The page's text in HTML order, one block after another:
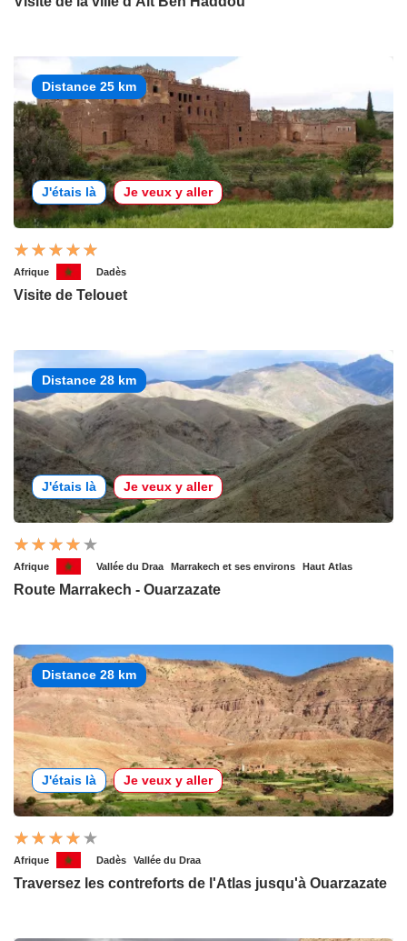
Distance 25 km
J'étais là Je veux y aller
Afrique Dadès
Visite de Telouet
Distance 28 km
J'étais là Je veux y aller
Afrique Vallée du Draa Marrakech et ses environs Haut Atlas
Route Marrakech - Ouarzazate
Distance 28 km
J'étais là Je veux y aller
Afrique Dadès Vallée du Draa
Traversez les contreforts de l'Atlas jusqu'à Ouarzazate